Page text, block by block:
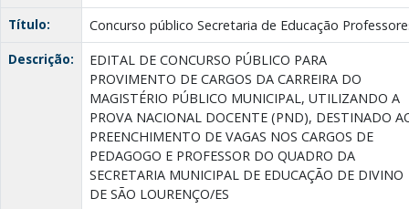
Título:
Concurso público Secretaria de Educação
Descrição:
EDITAL DE CONCURSO PÚBLICO PARA
PROVIMENTO DE CARGOS DA CARREIRA DO
MAGISTÉRIO PÚBLICO MUNICIPAL, UTILIZANDO A
PROVA NACIONAL DOCENTE (PND), DESTINADO
PREENCHIMENTO DE VAGAS NOS CARGOS DE
PEDAGOGO E PROFESSOR DO QUADRO DA
SECRETARIA MUNICIPAL DE EDUCAÇÃO DE DIVINO
DE SÃO LOURENÇO/ES